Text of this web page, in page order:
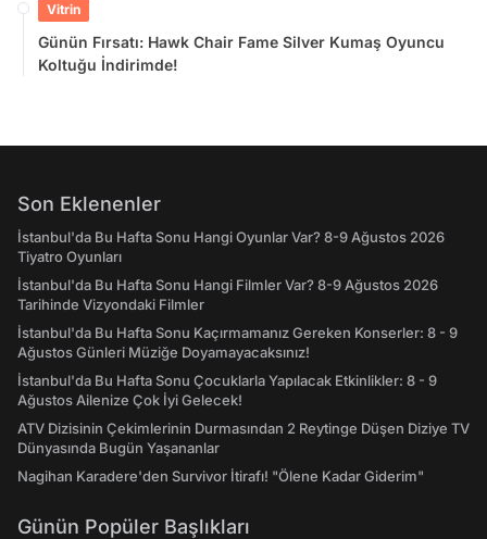
Vitrin
Günün Fırsatı: Hawk Chair Fame Silver Kumaş Oyuncu
Koltuğu İndirimde!
Son Eklenenler
İstanbul'da Bu Hafta Sonu Hangi Oyunlar Var? 8-9 Ağustos 2026
Tiyatro Oyunları
İstanbul'da Bu Hafta Sonu Hangi Filmler Var? 8-9 Ağustos 2026
Tarihinde Vizyondaki Filmler
İstanbul'da Bu Hafta Sonu Kaçırmamanız Gereken Konserler: 8 - 9
Ağustos Günleri Müziğe Doyamayacaksınız!
İstanbul'da Bu Hafta Sonu Çocuklarla Yapılacak Etkinlikler: 8 - 9
Ağustos Ailenize Çok İyi Gelecek!
ATV Dizisinin Çekimlerinin Durmasından 2 Reytinge Düşen Diziye TV
Dünyasında Bugün Yaşananlar
Nagihan Karadere'den Survivor İtirafı! "Ölene Kadar Giderim"
Günün Popüler Başlıkları